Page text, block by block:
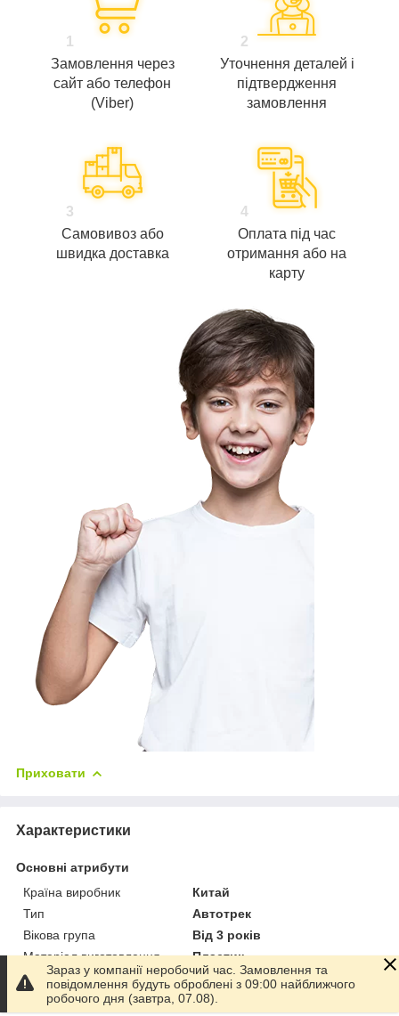
1
Замовлення через
сайт або телефон
(Viber)
2
Уточнення деталей і
підтвердження
замовлення
3
Самовивоз або
швидка доставка
4
Оплата під час
отримання або на
карту
Приховати
Характеристики
Основні атрибути
Країна виробник
Китай
Тип
Автотрек
Вікова група
Від 3 років
Матеріал виготовлення
Пластик
Колір
Різні кольори
Стан
Новий
Зараз у компанії неробочий час. Замовлення та
повідомлення будуть оброблені з 09:00 найближчого
робочого дня (завтра, 07.08).